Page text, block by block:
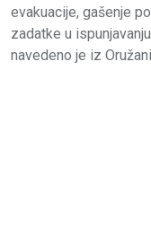
evakuacije, gašenje
zadatke u
navedeno je iz